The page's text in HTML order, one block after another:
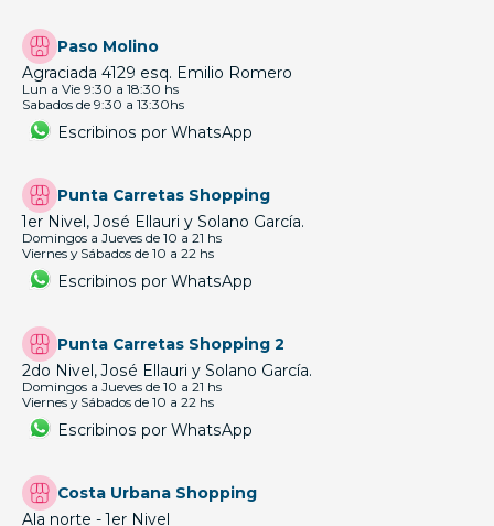
Paso Molino
Agraciada 4129 esq. Emilio Romero
Lun a Vie 9:30 a 18:30 hs
Sabados de 9:30 a 13:30hs
Escribinos por WhatsApp
Punta Carretas Shopping
1er Nivel, José Ellauri y Solano García.
Domingos a Jueves de 10 a 21 hs
Viernes y Sábados de 10 a 22 hs
Escribinos por WhatsApp
Punta Carretas Shopping 2
2do Nivel, José Ellauri y Solano García.
Domingos a Jueves de 10 a 21 hs
Viernes y Sábados de 10 a 22 hs
Escribinos por WhatsApp
Costa Urbana Shopping
Ala norte - 1er Nivel